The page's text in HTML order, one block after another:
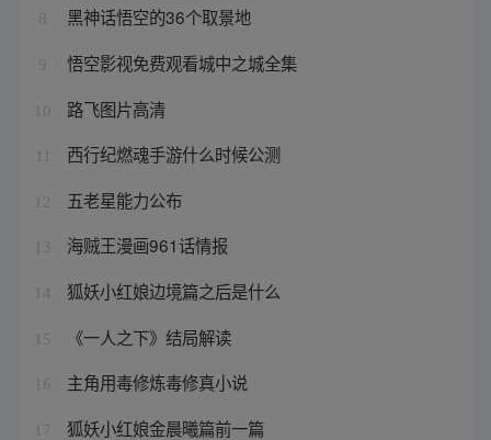
8 黑神话悟空的36个取景地
9 悟空影视免费观看城中之城全集
10 路飞图片高清
西行纪燃魂手游什么时候公测
12 五老星能力公布
13 海贼王漫画961话情报
14 狐妖小红娘边境篇之后是什么
15 《一人之下》结局解读
16 主角用毒修炼毒修真小说
17 狐妖小红娘金晨曦篇前一篇